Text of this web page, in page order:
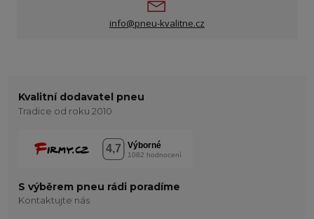
info@pneu-kvalitne.cz
Kvalitní dodavatel pneu
Tradice od roku 2010
S výběrem pneu rádi poradíme
Kontaktujte nás